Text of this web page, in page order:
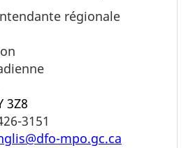
régionale
3Z8
3151
mpo.gc.ca